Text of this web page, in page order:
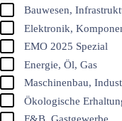
Bauwesen,
Elektronik,
EMO 2025 Spezial
Energie, Öl, Gas
Maschinenbau,
Ökologische